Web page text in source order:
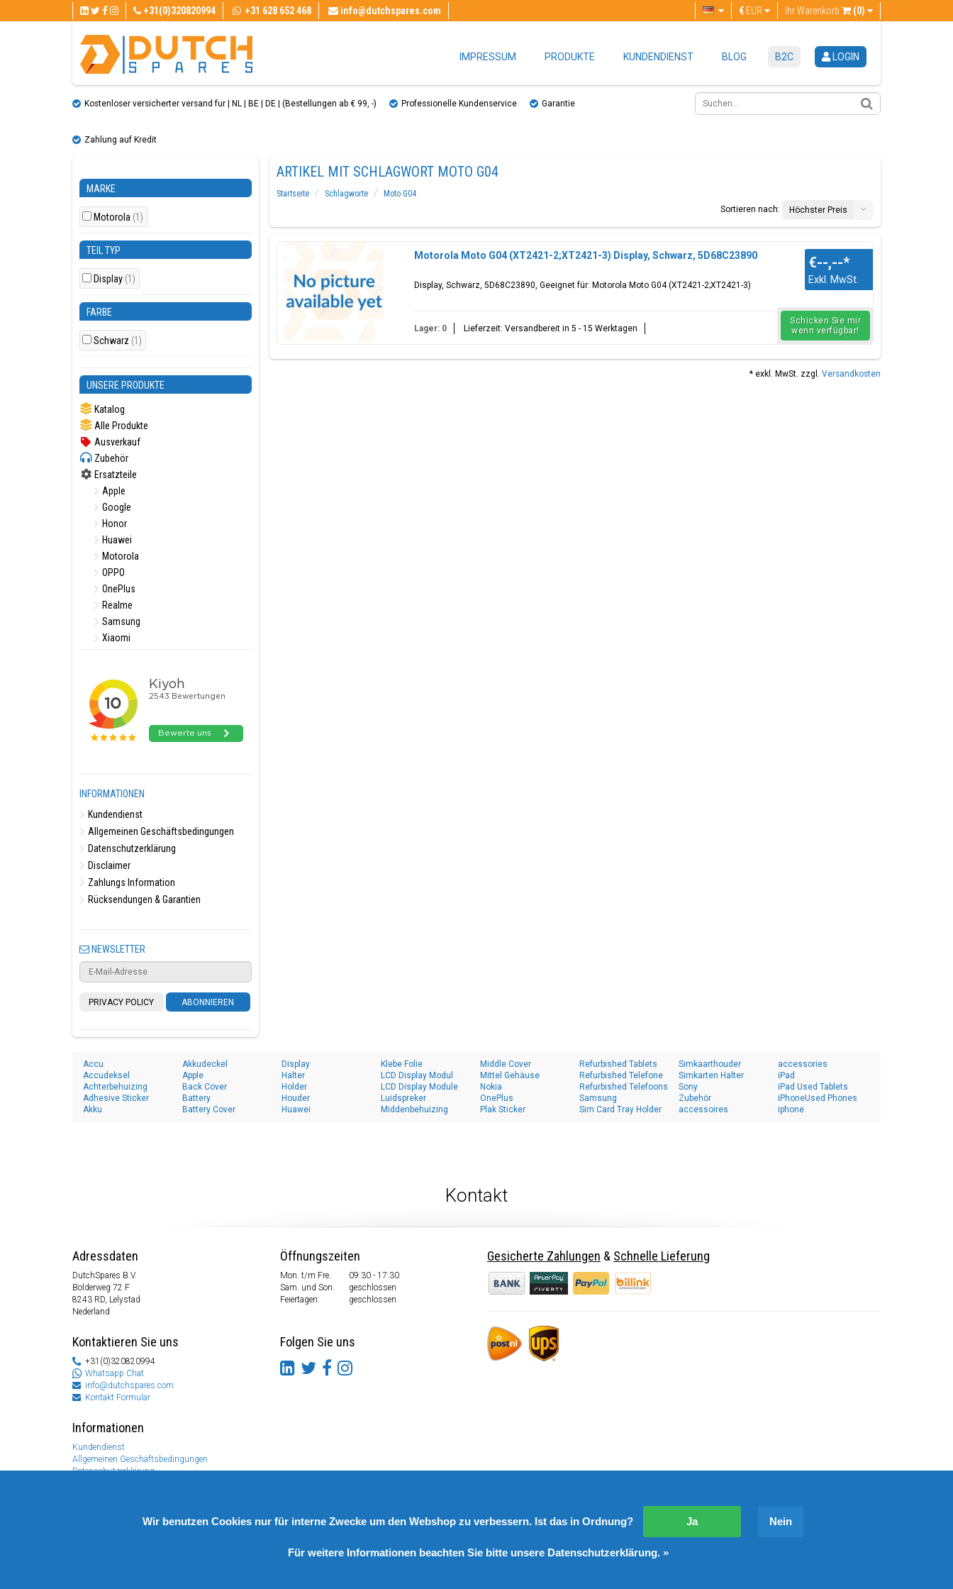
+31(0)320820994 +31 628 652 468 info@dutchspares.com Ihr Warenkorb (0)
€ EUR
IMPRESSUM PRODUKTE KUNDENDIENST BLOG B2C LOGIN
Kostenloser versicherter versand fur | NL | BE | DE | (Bestellungen ab € 99, ​​-) Professionelle Kundenservice Garantie
Zahlung auf Kredit
MARKE
Motorola (1)
TEIL TYP
Display (1)
FARBE
Schwarz (1)
UNSERE PRODUKTE
Katalog
Alle Produkte
Ausverkauf
Zubehör
Ersatzteile
Apple
Google
Honor
Huawei
Motorola
OPPO
OnePlus
Realme
Samsung
Xiaomi
INFORMATIONEN
Kundendienst
Allgemeinen Geschäftsbedingungen
Datenschutzerklärung
Disclaimer
Zahlungs Information
Rücksendungen & Garantien
NEWSLETTER
PRIVACY POLICY ABONNIEREN
ARTIKEL MIT SCHLAGWORT MOTO G04
Startseite Schlagworte
Moto G04
Sortieren nach:
Höchster Preis
Motorola Moto G04 (XT2421-2;XT2421-3) Display, Schwarz, 5D68C23890
Display, Schwarz, 5D68C23890, Geeignet für: Motorola Moto G04 (XT2421-2;XT2421-3)
€--,--*
Exkl. MwSt.
Lager: 0 Lieferzeit: Versandbereit in 5 - 15 Werktagen
Schicken Sie mir
wenn verfügbar!
* exkl. MwSt. zzgl. Versandkosten
Accu
Accudeksel
Achterbehuizing
Adhesive Sticker
Akku
Akkudeckel
Apple
Back Cover
Battery
Battery Cover
Display
Halter
Holder
Houder
Huawei
Klebe Folie
LCD Display Modul
LCD Display Module
Luidspreker
Middenbehuizing
Middle Cover
Mittel Gehäuse
Nokia
OnePlus
Plak Sticker
Refurbished Tablets
Refurbished Telefone
Refurbished Telefoons
Samsung
Sim Card Tray Holder
Simkaarthouder
Simkarten Halter
Sony
Zubehör
accessoires
accessories
iPad
iPad Used Tablets
iPhoneUsed Phones
iphone
Kontakt
Adressdaten
DutchSpares B.V.
Bolderweg 72 F
8243 RD, Lelystad
Nederland
Kontaktieren Sie uns
+31(0)320820994
Whatsapp Chat
info@dutchspares.com
Kontakt Formular
Informationen
Kundendienst
Allgemeinen Geschäftsbedingungen
Datenschutzerklärung
Öffnungszeiten
Mon. t/m Fre.
09:30 - 17:30
Sam. und Son.
geschlossen
Feiertagen:
geschlossen
Folgen Sie uns
Gesicherte Zahlungen & Schnelle Lieferung
© Copyright 2026 DutchSpares B.V. - Design byWebdinge.nl
Wir benutzen Cookies nur für interne Zwecke um den Webshop zu verbessern. Ist das in Ordnung? Ja Nein
Für weitere Informationen beachten Sie bitte unsere Datenschutzerklärung. »